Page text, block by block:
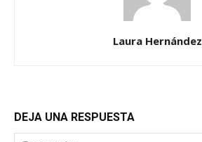
Laura Hernández
DEJA UNA RESPUESTA